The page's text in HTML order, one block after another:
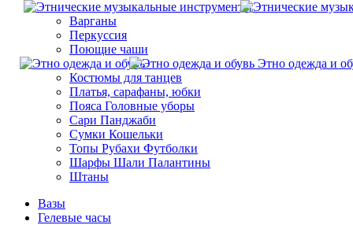
Варганы
Перкуссия
Поющие чаши
Этно одежда и
Костюмы для танцев
Платья, сарафаны, юбки
Пояса Головные уборы
Сари Панджаби
Сумки Кошельки
Топы Рубахи Футболки
Шарфы Шали Палантины
Штаны
Вазы
Гелевые часы